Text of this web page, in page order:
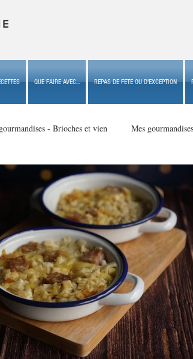
QUE FAIRE AVEC... REPAS DE FETE OU D'EXCEPTION
- Brioches et vien Mes
les gâteaux du b Mes gourmandises - made in
plaisirs d'enfan Accompagnements
flocons d'avoine au Fromage autres
Bowlcakes bowlcakes salés Cakes et